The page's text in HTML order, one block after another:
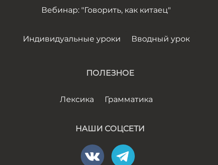
Вебинар: "Говорить, как китаец"
Индивидуальные уроки Вводный урок
ПОЛЕЗНОЕ
Лексика Грамматика
НАШИ СОЦСЕТИ